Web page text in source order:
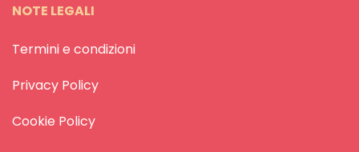
NOTE LEGALI
Termini e condizioni
Privacy Policy
Cookie Policy